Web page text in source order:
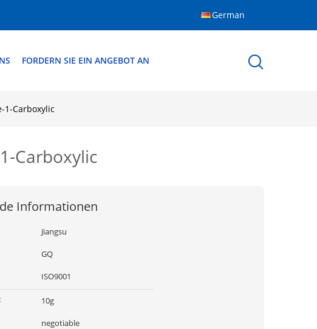
German
FORDERN SIE EIN ANGEBOT AN
1-Carboxylic
Carboxylic
Informationen
Jiangsu
GQ
ISO9001
10g
negotiable